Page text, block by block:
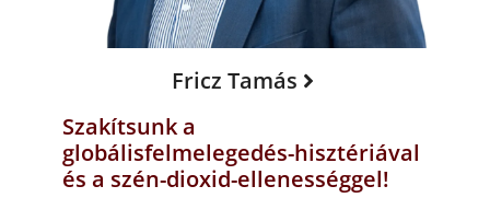
Fricz Tamás
Szakítsunk a
globálisfelmelegedés-hisztériával
és a szén-dioxid-ellenességgel!